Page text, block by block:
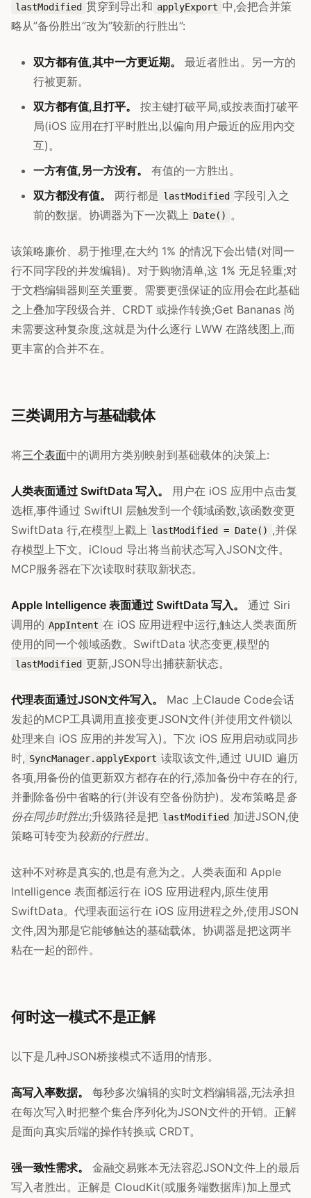
lastModified 贯穿到导出和 applyExport 中,会把合并策
略从”备份胜出”改为”较新的行胜出”:
双方都有值,其中一方更近期。
最近者胜出。另一方的
行被更新。
双方都有值,且打平。
按主键打破平局,或按表面打破平
局(iOS 应用在打平时胜出,以偏向用户最近的应用内交
互)。
一方有值,另一方没有。
有值的一方胜出。
双方都没有值。
两行都是 lastModified 字段引入之
前的数据。协调器为下一次戳上 Date() 。
该策略廉价、易于推理,在大约 1% 的情况下会出错(对同一
行不同字段的并发编辑)。对于购物清单,这 1% 无足轻重;对
于文档编辑器则至关重要。需要更强保证的应用会在此基础
之上叠加字段级合并、CRDT 或操作转换;Get Bananas 尚
未需要这种复杂度,这就是为什么逐行 LWW 在路线图上,而
更丰富的合并不在。
三类调用方与基础载体
将三个表面中的调用方类别映射到基础载体的决策上:
人类表面通过 SwiftData 写入。
用户在 iOS 应用中点击复
选框,事件通过 SwiftUI 层触发到一个领域函数,该函数变更
SwiftData 行,在模型上戳上 lastModified = Date() ,并保
存模型上下文。iCloud 导出将当前状态写入JSON文件。
MCP服务器在下次读取时获取新状态。
Apple Intelligence 表面通过 SwiftData 写入。
通过 Siri
调用的 AppIntent 在 iOS 应用进程中运行,触达人类表面所
使用的同一个领域函数。SwiftData 状态变更,模型的
lastModified 更新,JSON导出捕获新状态。
代理表面通过JSON文件写入。
Mac 上Claude Code会话
发起的MCP工具调用直接变更JSON文件(并使用文件锁以
处理来自 iOS 应用的并发写入)。下次 iOS 应用启动或同步
时, SyncManager.applyExport 读取该文件,通过 UUID 遍历
各项,用备份的值更新双方都存在的行,添加备份中存在的行,
并删除备份中省略的行(并设有空备份防护)。发布策略是备
份在同步时胜出;升级路径是把 lastModified 加进JSON,使
策略可转变为较新的行胜出。
这种不对称是真实的,也是有意为之。人类表面和 Apple
Intelligence 表面都运行在 iOS 应用进程内,原生使用
SwiftData。代理表面运行在 iOS 应用进程之外,使用JSON
文件,因为那是它能够触达的基础载体。协调器是把这两半
粘在一起的部件。
何时这一模式不是正解
以下是几种JSON桥接模式不适用的情形。
高写入率数据。
每秒多次编辑的实时文档编辑器,无法承担
在每次写入时把整个集合序列化为JSON文件的开销。正解
是面向真实后端的操作转换或 CRDT。
强一致性需求。
金融交易账本无法容忍JSON文件上的最后
写入者胜出。正解是 CloudKit(或服务端数据库)加上显式